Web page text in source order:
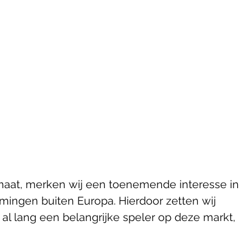
merken wij een toenemende interesse in
buiten Europa. Hierdoor zetten wij
al lang een belangrijke speler op deze markt,